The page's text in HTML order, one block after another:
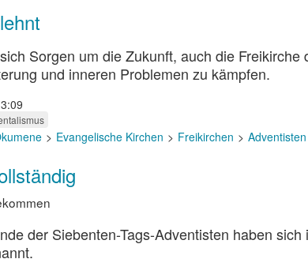
Sorgen um die Zukunft, auch die Freikirche
und inneren Problemen zu kämpfen.
Evangelische Kirchen Freikirchen Adventisten
der Siebenten-Tags-Adventisten haben sich